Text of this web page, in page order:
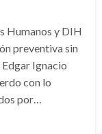
Humanos y DIH
preventiva sin
Ignacio
con lo
por…